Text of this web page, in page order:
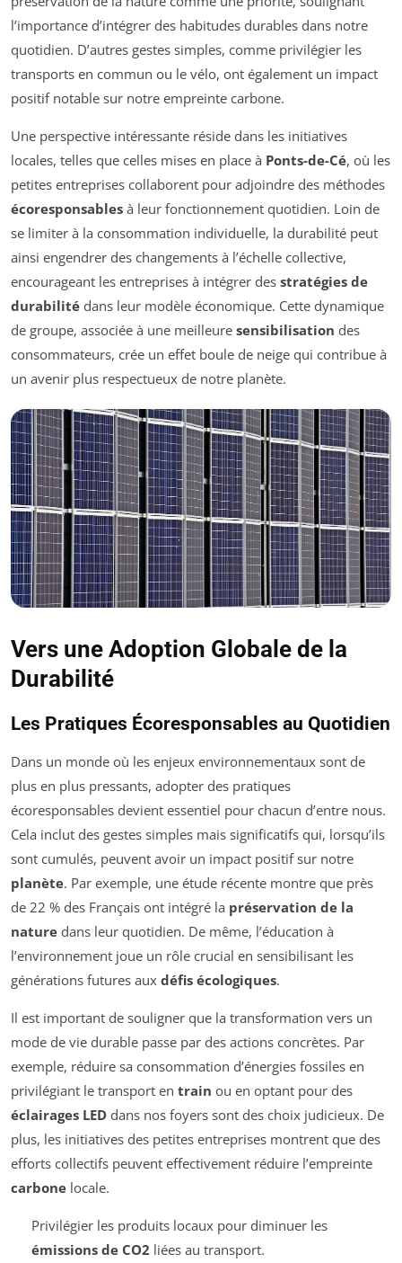
l’importance d’intégrer des habitudes durables dans notre
quotidien. D’autres gestes simples, comme privilégier les
transports en commun ou le vélo, ont également un impact
positif notable sur notre empreinte carbone.
Une perspective intéressante réside dans les initiatives
locales, telles que celles mises en place à Ponts-de-Cé, où les
petites entreprises collaborent pour adjoindre des méthodes
écoresponsables à leur fonctionnement quotidien. Loin de
se limiter à la consommation individuelle, la durabilité peut
ainsi engendrer des changements à l’échelle collective,
encourageant les entreprises à intégrer des stratégies de
durabilité dans leur modèle économique. Cette dynamique
de groupe, associée à une meilleure sensibilisation des
consommateurs, crée un effet boule de neige qui contribue à
un avenir plus respectueux de notre planète.
Vers une Adoption Globale de la
Durabilité
Les Pratiques Écoresponsables au Quotidien
Dans un monde où les enjeux environnementaux sont de
plus en plus pressants, adopter des pratiques
écoresponsables devient essentiel pour chacun d’entre nous.
Cela inclut des gestes simples mais significatifs qui, lorsqu’ils
sont cumulés, peuvent avoir un impact positif sur notre
planète. Par exemple, une étude récente montre que près
de 22 % des Français ont intégré la préservation de la
nature dans leur quotidien. De même, l’éducation à
l’environnement joue un rôle crucial en sensibilisant les
générations futures aux défis écologiques.
Il est important de souligner que la transformation vers un
mode de vie durable passe par des actions concrètes. Par
exemple, réduire sa consommation d’énergies fossiles en
privilégiant le transport en train ou en optant pour des
éclairages LED dans nos foyers sont des choix judicieux. De
plus, les initiatives des petites entreprises montrent que des
efforts collectifs peuvent effectivement réduire l’empreinte
carbone locale.
Privilégier les produits locaux pour diminuer les
émissions de CO2 liées au transport.